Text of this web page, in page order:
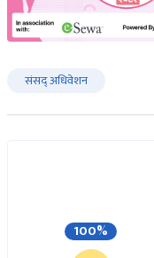
संसद् अधिवेशन
100%